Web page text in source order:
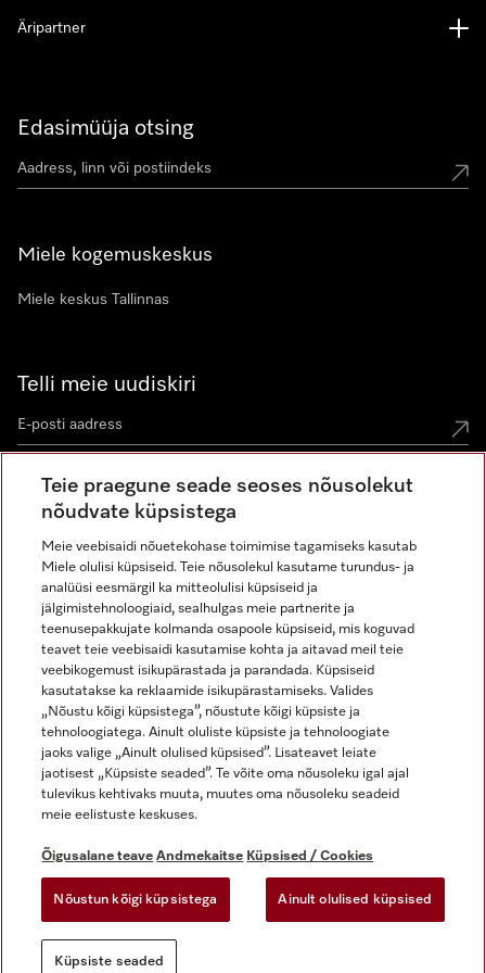
Edasimüüja otsing
Miele kogemuskeskus
Miele keskus Tallinnas
Telli meie uudiskiri
Äripartner
Õigusalane teave
Üldtingimused
Andmekaitse
Kasutustingimused
Digiteenuste seadus
Küpsiste seaded
Miele Instagramis
Miele Facebookis
Miele Youtube'is
Teie praegune seade seoses nõusolekut
nõudvate küpsistega
Meie veebisaidi nõuetekohase toimimise tagamiseks kasutab
Miele olulisi küpsiseid. Teie nõusolekul kasutame turundus- ja
analüüsi eesmärgil ka mitteolulisi küpsiseid ja
jälgimistehnoloogiaid, sealhulgas meie partnerite ja
teenusepakkujate kolmanda osapoole küpsiseid, mis koguvad
teavet teie veebisaidi kasutamise kohta ja aitavad meil teie
veebikogemust isikupärastada ja parandada. Küpsiseid
kasutatakse ka reklaamide isikupärastamiseks. Valides
„Nõustu kõigi küpsistega”, nõustute kõigi küpsiste ja
tehnoloogiatega. Ainult oluliste küpsiste ja tehnoloogiate
jaoks valige „Ainult olulised küpsised”. Lisateavet leiate
jaotisest „Küpsiste seaded”. Te võite oma nõusoleku igal ajal
tulevikus kehtivaks muuta, muutes oma nõusoleku seadeid
meie eelistuste keskuses.
Õigusalane teave Andmekaitse Küpsised / Cookies
Nõustun kõigi küpsistega Ainult olulised küpsised
Küpsiste seaded